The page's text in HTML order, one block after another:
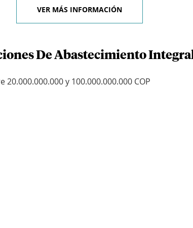
VER MÁS INFORMACIÓN
De Abastecimiento Integral
20.000.000.000 y 100.000.000.000 COP